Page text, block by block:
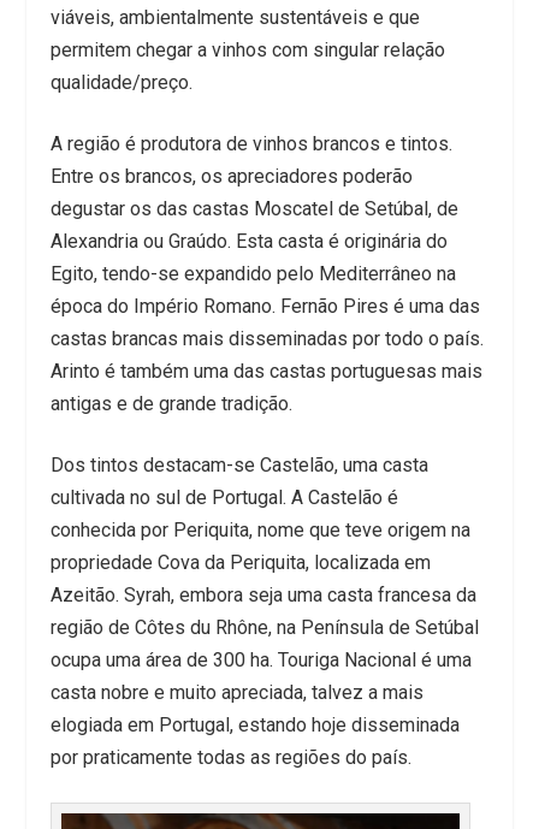
viáveis, ambientalmente sustentáveis e que
permitem chegar a vinhos com singular relação
qualidade/preço.
A região é produtora de vinhos brancos e tintos.
Entre os brancos, os apreciadores poderão
degustar os das castas Moscatel de Setúbal, de
Alexandria ou Graúdo. Esta casta é originária do
Egito, tendo-se expandido pelo Mediterrâneo na
época do Império Romano. Fernão Pires é uma das
castas brancas mais disseminadas por todo o país.
Arinto é também uma das castas portuguesas mais
antigas e de grande tradição.
Dos tintos destacam-se Castelão, uma casta
cultivada no sul de Portugal. A Castelão é
conhecida por Periquita, nome que teve origem na
propriedade Cova da Periquita, localizada em
Azeitão. Syrah, embora seja uma casta francesa da
região de Côtes du Rhône, na Península de Setúbal
ocupa uma área de 300 ha. Touriga Nacional é uma
casta nobre e muito apreciada, talvez a mais
elogiada em Portugal, estando hoje disseminada
por praticamente todas as regiões do país.